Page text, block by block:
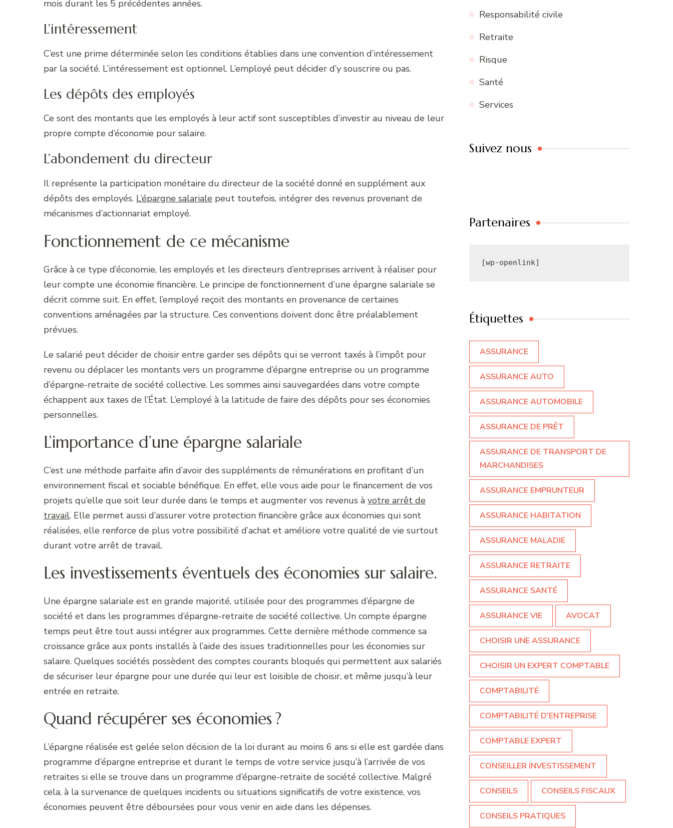
mois durant les 5 précédentes années.
L’intéressement
C’est une prime déterminée selon les conditions établies dans une convention d’intéressement
par la société. L’intéressement est optionnel. L’employé peut décider d’y souscrire ou pas.
Les dépôts des employés
Ce sont des montants que les employés à leur actif sont susceptibles d’investir au niveau de leur
propre compte d’économie pour salaire.
L’abondement du directeur
Il représente la participation monétaire du directeur de la société donné en supplément aux
dépôts des employés. L’épargne salariale peut toutefois, intégrer des revenus provenant de
mécanismes d’actionnariat employé.
Fonctionnement de ce mécanisme
Grâce à ce type d’économie, les employés et les directeurs d’entreprises arrivent à réaliser pour
leur compte une économie financière. Le principe de fonctionnement d’une épargne salariale se
décrit comme suit. En effet, l’employé reçoit des montants en provenance de certaines
conventions aménagées par la structure. Ces conventions doivent donc être préalablement
prévues.
Le salarié peut décider de choisir entre garder ses dépôts qui se verront taxés à l’impôt pour
revenu ou déplacer les montants vers un programme d’épargne entreprise ou un programme
d’épargne-retraite de société collective. Les sommes ainsi sauvegardées dans votre compte
échappent aux taxes de l’État. L’employé à la latitude de faire des dépôts pour ses économies
personnelles.
L’importance d’une épargne salariale
C’est une méthode parfaite afin d’avoir des suppléments de rémunérations en profitant d’un
environnement fiscal et sociable bénéfique. En effet, elle vous aide pour le financement de vos
projets qu’elle que soit leur durée dans le temps et augmenter vos revenus à votre arrêt de
travail. Elle permet aussi d’assurer votre protection financière grâce aux économies qui sont
réalisées, elle renforce de plus votre possibilité d’achat et améliore votre qualité de vie surtout
durant votre arrêt de travail.
Les investissements éventuels des économies sur salaire.
Une épargne salariale est en grande majorité, utilisée pour des programmes d’épargne de
société et dans les programmes d’épargne-retraite de société collective. Un compte épargne
temps peut être tout aussi intégrer aux programmes. Cette dernière méthode commence sa
croissance grâce aux ponts installés à l’aide des issues traditionnelles pour les économies sur
salaire. Quelques sociétés possèdent des comptes courants bloqués qui permettent aux salariés
de sécuriser leur épargne pour une durée qui leur est loisible de choisir, et même jusqu’à leur
entrée en retraite.
Quand récupérer ses économies ?
L’épargne réalisée est gelée selon décision de la loi durant au moins 6 ans si elle est gardée dans
programme d’épargne entreprise et durant le temps de votre service jusqu’à l’arrivée de vos
retraites si elle se trouve dans un programme d’épargne-retraite de société collective. Malgré
cela, à la survenance de quelques incidents ou situations significatifs de votre existence, vos
économies peuvent être déboursées pour vous venir en aide dans les dépenses.
Responsabilité civile
Retraite
Risque
Santé
Services
Suivez nous
Partenaires
[wp-openlink]
Étiquettes
ASSURANCE
ASSURANCE AUTO
ASSURANCE AUTOMOBILE
ASSURANCE DE PRÊT
ASSURANCE DE TRANSPORT DE
MARCHANDISES
ASSURANCE EMPRUNTEUR
ASSURANCE HABITATION
ASSURANCE MALADIE
ASSURANCE RETRAITE
ASSURANCE SANTÉ
ASSURANCE VIE AVOCAT
CHOISIR UNE ASSURANCE
CHOISIR UN EXPERT COMPTABLE
COMPTABILITÉ
COMPTABILITÉ D'ENTREPRISE
COMPTABLE EXPERT
CONSEILLER INVESTISSEMENT
CONSEILS CONSEILS FISCAUX
CONSEILS PRATIQUES